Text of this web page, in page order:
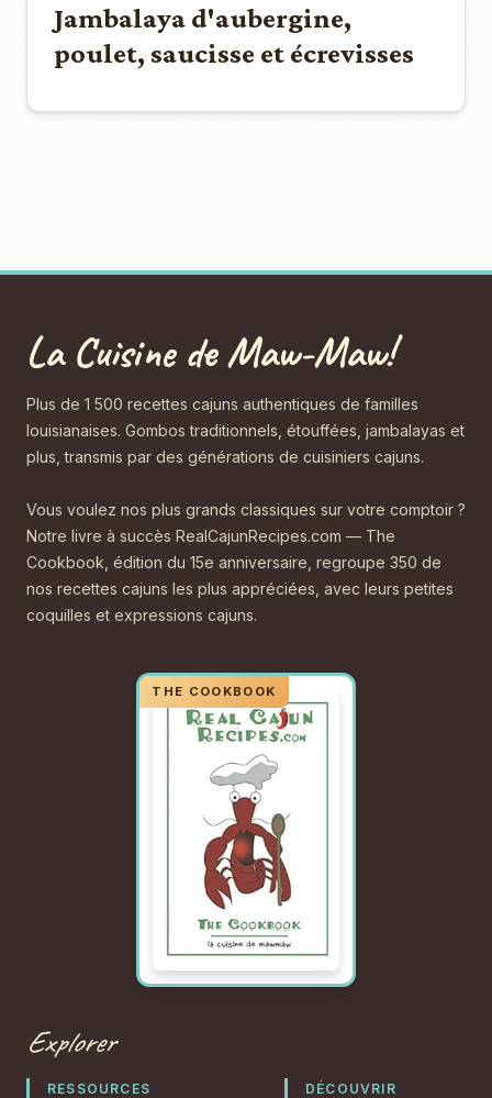
Jambalaya d'aubergine,
poulet, saucisse et écrevisses
La Cuisine de Maw-Maw!
Plus de 1 500 recettes cajuns authentiques de familles
louisianaises. Gombos traditionnels, étouffées, jambalayas et
plus, transmis par des générations de cuisiniers cajuns.
Vous voulez nos plus grands classiques sur votre comptoir ?
Notre livre à succès RealCajunRecipes.com — The
Cookbook, édition du 15e anniversaire, regroupe 350 de
nos recettes cajuns les plus appréciées, avec leurs petites
coquilles et expressions cajuns.
Explorer
RESSOURCES DÉCOUVRIR